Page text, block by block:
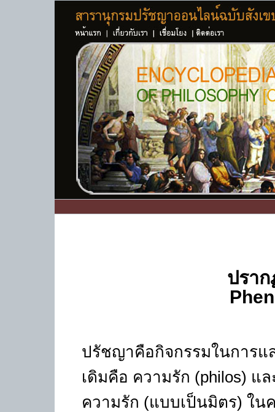
ปรา
P
ปรัชญาคือกิจกรรมในการแ
เดิมคือ ความรัก (philos) แ
ความรัก (แบบเป็นมิตร) ใน